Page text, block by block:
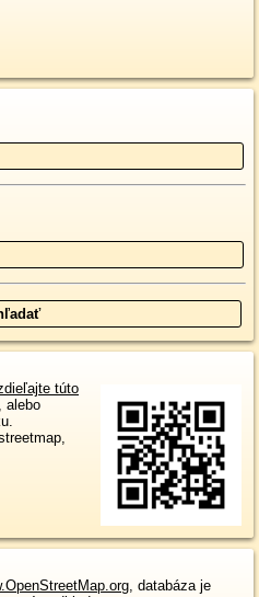
túto
, alebo
, databáza je